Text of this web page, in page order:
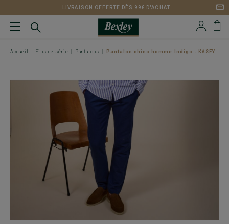
LIVRAISON OFFERTE DÈS 99€ D'ACHAT
Accueil Fins de série Pantalons Pantalon chino homme Indigo - KASEY